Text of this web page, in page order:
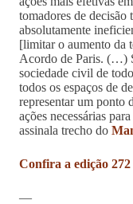
tomadores de decisão
absolutamente
[limitar o aumento da
Acordo de Paris. (…)
sociedade civil de
todos os espaços de
representar um ponto
ações necessárias
assinala trecho do
Confira a edição
—